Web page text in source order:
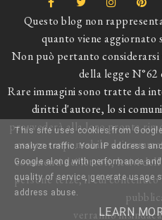
Questo blog non
quanto viene aggiornato
Non può pertanto
della legge
Rare immagini sono tratte da
diritti d'autore, lo si
provvederà alla loro pronta
essere responsabile dei
commenti dei lettori, lesivi
persone terze, il cui
verranno
This site uses cookies from
analyze traffic. Your IP address
Google along with performance
quality of service, generate usage
address abuse.
LEARN